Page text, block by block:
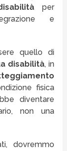
per
e
quello di
disabilità, in
fisica
diventare
non una
dovremmo